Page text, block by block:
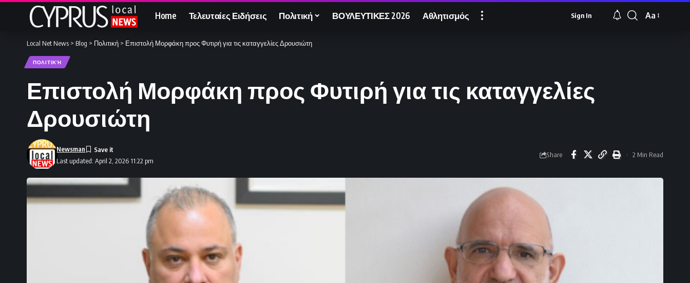
Home Τελευταίες Ειδήσεις Πολιτική ΒΟΥΛΕΥΤΙΚΕΣ 2026 Αθλητισμός Sign In
Font
Aa
Local Net News > Blog > Πολιτική > Επιστολή Μορφάκη προς Φυτιρή για τις καταγγελίες Δρουσιώτη
ΠΟΛΙΤΙΚΉ
Επιστολή Μορφάκη προς Φυτιρή για τις καταγγελίες
Δρουσιώτη
Last updated: April 2, 2026 11:22 pm
Newsman
Share 2 Min Read